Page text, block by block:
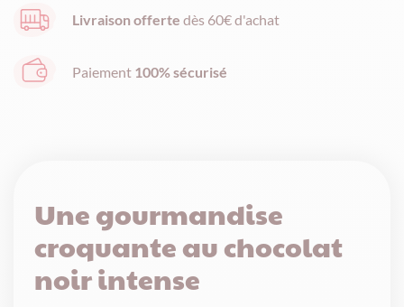
noir
80g
Livraison offerte dès 60€ d'achat
Paiement 100% sécurisé
Une gourmandise
croquante au chocolat
noir intense